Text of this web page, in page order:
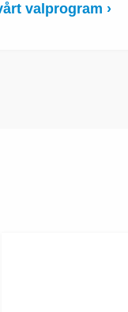
valprogram ›